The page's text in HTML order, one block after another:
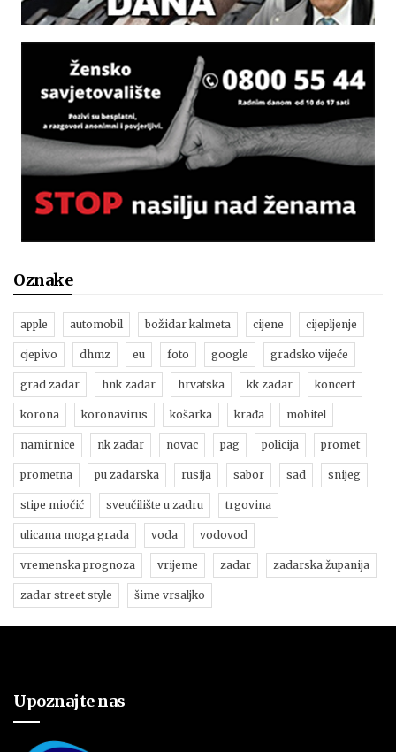
Oznake
apple automobil božidar kalmeta cijene cijepljenje
cjepivo dhmz eu foto google gradsko vijeće
grad zadar hnk zadar hrvatska kk zadar koncert
korona koronavirus košarka krađa mobitel
namirnice nk zadar novac pag policija promet
prometna pu zadarska rusija sabor sad snijeg
stipe miočić sveučilište u zadru trgovina
ulicama moga grada voda vodovod
vremenska prognoza vrijeme zadar zadarska županija
zadar street style šime vrsaljko
Upoznajte nas